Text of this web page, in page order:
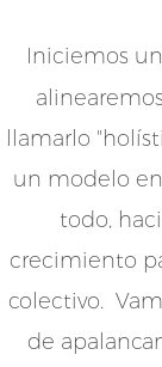
Iniciemos
llamarlo
un modelo
todo,
crecimiento
colectivo.
de